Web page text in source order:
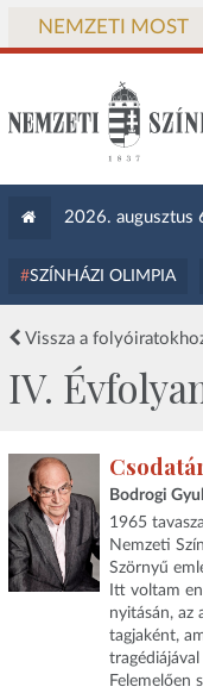
NEMZETI MOST
2026. augusztus
SZÍNHÁZI OLIMPIA
Vissza a
IV.
Bodrogi
1965
Nemzeti
Szörnyű
Itt voltam
nyitásán, az
tagjaként,
Felemelően